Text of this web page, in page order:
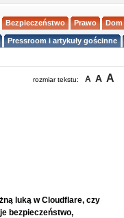
Bezpieczeństwo Prawo Dom
Pressroom i artykuły gościnne
rozmiar tekstu: A A A
luką w Cloudflare, czy
bezpieczeństwo,